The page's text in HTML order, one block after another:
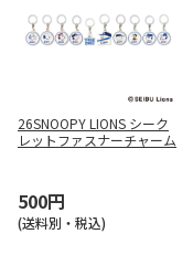
26SNOOPY LIONS シーク
レットファスナーチャーム
500円
(送料別・税込)